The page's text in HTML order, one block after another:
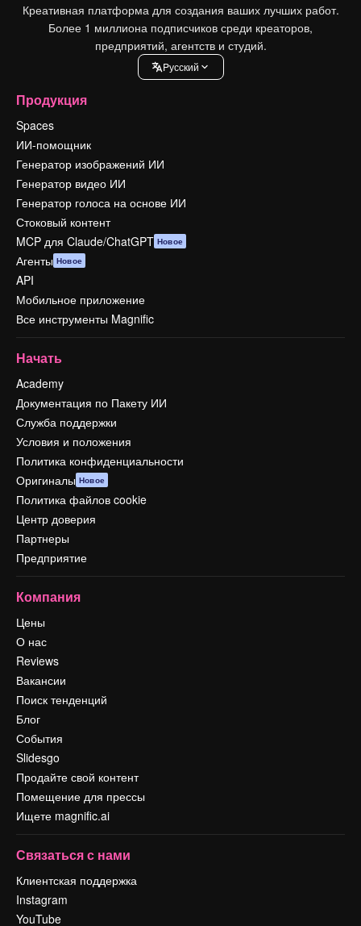
Креативная платформа для создания ваших лучших работ.
Более 1 миллиона подписчиков среди креаторов,
предприятий, агентств и студий.
Pусский
Продукция
Spaces
ИИ-помощник
Генератор изображений ИИ
Генератор видео ИИ
Генератор голоса на основе ИИ
Стоковый контент
MCP для Claude/ChatGPT Новое
Агенты Новое
API
Мобильное приложение
Все инструменты Magnific
Начать
Academy
Документация по Пакету ИИ
Служба поддержки
Условия и положения
Политика конфиденциальности
Оригиналы Новое
Политика файлов cookie
Центр доверия
Партнеры
Предприятие
Компания
Цены
О нас
Reviews
Вакансии
Поиск тенденций
Блог
События
Slidesgo
Продайте свой контент
Помещение для прессы
Ищете magnific.ai
Связаться с нами
Клиентская поддержка
Instagram
YouTube